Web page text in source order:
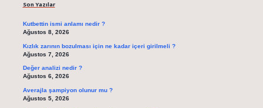
Son Yazılar
Kutbettin ismi anlamı nedir ?
Ağustos 8, 2026
Kızlık zarının bozulması için ne kadar içeri girilmeli ?
Ağustos 7, 2026
Değer analizi nedir ?
Ağustos 6, 2026
Averajla şampiyon olunur mu ?
Ağustos 5, 2026